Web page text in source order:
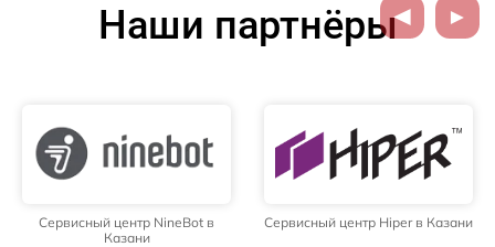
Наши партнёры
Сервисный центр NineBot в
Казани
Сервисный центр Hiper в Казани